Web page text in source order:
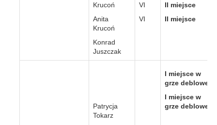
Krucoń
Anita
Krucoń
Konrad
Juszczak
VI
VI
II miejsce
II miejsce
Patrycja
Tokarz
I miejsce w
grze deblowej
I miejsce w
grze deblowej